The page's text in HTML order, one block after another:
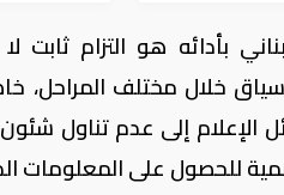
بأدائه هو التزام ثابت
خلال مختلف المراحل،
الإعلام إلى عدم تناول
للحصول على المعلومات